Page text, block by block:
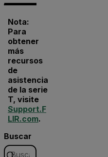
Nota:
Para
obtener
más
recursos
de
asistencia
de la serie
T, visite
Support.F
LIR.com.
Buscar